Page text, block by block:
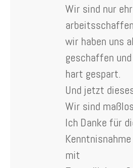
Wir sind nur
wir haben uns
geschaffen
hart gespart.
Und jetzt
Wir sind
Ich Danke für
mit